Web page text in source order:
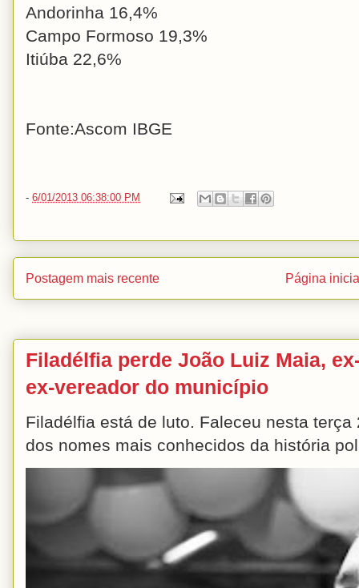
Andorinha 16,4%
Campo Formoso 19,3%
Itiúba 22,6%
Fonte:Ascom IBGE
- 6/01/2013 06:38:00 PM
Postagem mais recente Página
Filadélfia perde João Luiz Maia,
ex-vereador do município
Filadélfia está de luto. Faleceu nesta
dos nomes mais conhecidos da história